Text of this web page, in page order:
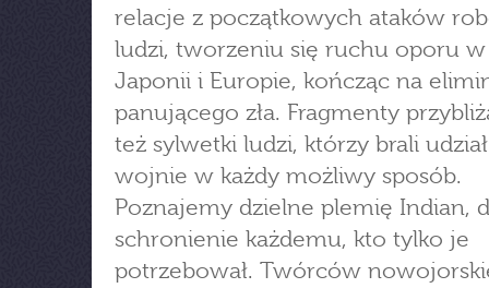
relacje z początkowych ataków
ludzi, tworzeniu się ruchu oporu w
Japonii i Europie, kończąc na
panującego zła. Fragmenty
też sylwetki ludzi, którzy brali
wojnie w każdy możliwy sposób.
Poznajemy dzielne plemię Indian,
schronienie każdemu, kto tylko je
potrzebował. Twórców